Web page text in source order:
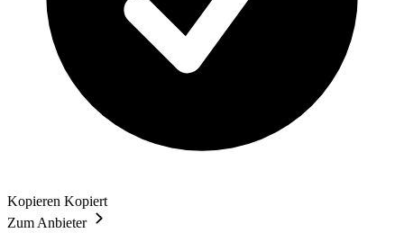
Kopieren Kopiert
Zum Anbieter